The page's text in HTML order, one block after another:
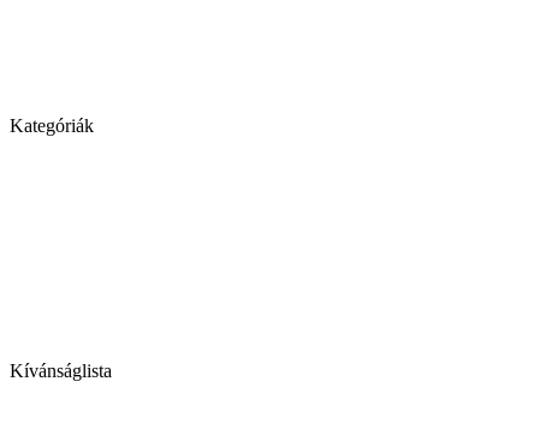
Kategóriák
Kívánságlista